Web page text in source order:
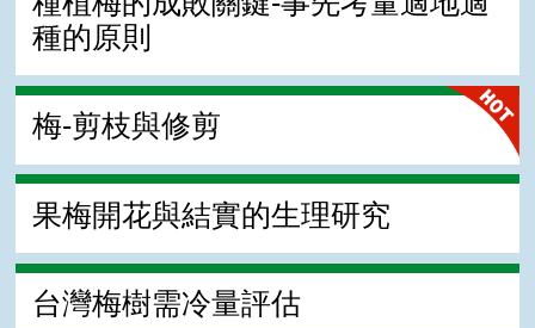
種的原則
梅-剪枝與修剪
果梅開花與結實的生理研究
台灣梅樹需冷量評估